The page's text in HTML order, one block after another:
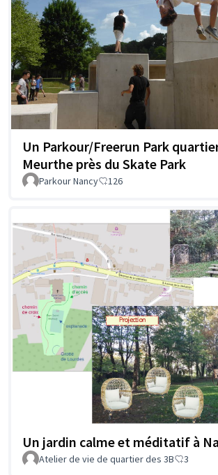
Un Parkour/Freerun Park
Meurthe près du Skate Park
Parkour Nancy 126
Un jardin calme et méditatif à
Atelier de vie de quartier des 3B 3